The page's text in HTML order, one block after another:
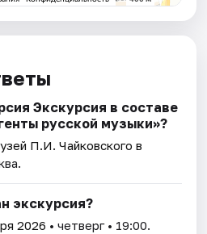
Экскурсия в составе
русской музыки»?
П.И. Чайковского в
экскурсия?
2026 • четверг • 19:00.